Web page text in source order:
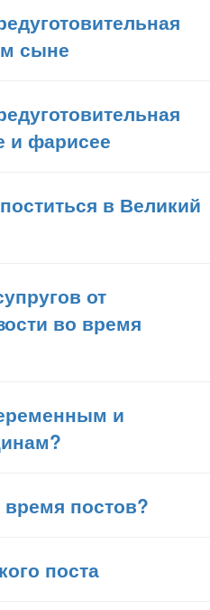
сыне
и фарисее
в Великий
от
во время
и
постов?
поста